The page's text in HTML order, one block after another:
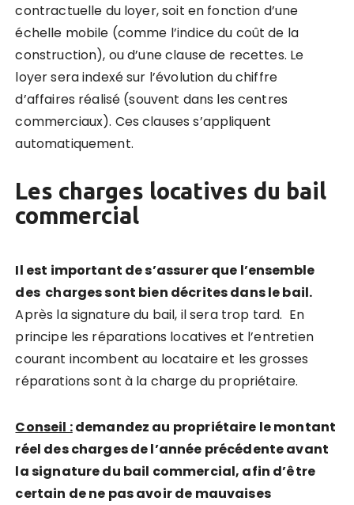
contractuelle du loyer, soit en fonction d’une
échelle mobile (comme l’indice du coût de la
construction), ou d’une clause de recettes. Le
loyer sera indexé sur l’évolution du chiffre
d’affaires réalisé (souvent dans les centres
commerciaux). Ces clauses s’appliquent
automatiquement.
Les charges locatives du bail
commercial
Il est important de s’assurer que l’ensemble
des charges sont bien décrites dans le bail.
Après la signature du bail, il sera trop tard. En
principe les réparations locatives et l’entretien
courant incombent au locataire et les grosses
réparations sont à la charge du propriétaire.
Conseil :demandez au propriétaire le montant
réel des charges de l’année précédente avant
la signature du bail commercial, afin d’être
certain de ne pas avoir de mauvaises